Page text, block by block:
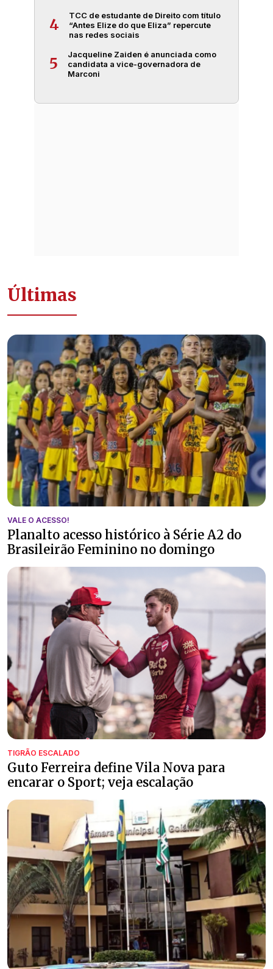
4
TCC de estudante de Direito com título
“Antes Elize do que Eliza” repercute
nas redes sociais
5
Jacqueline Zaiden é anunciada como
candidata a vice-governadora de
Marconi
Últimas
VALE O ACESSO!
Planalto acesso histórico à Série A2 do
Brasileirão Feminino no domingo
TIGRÃO ESCALADO
Guto Ferreira define Vila Nova para
encarar o Sport; veja escalação